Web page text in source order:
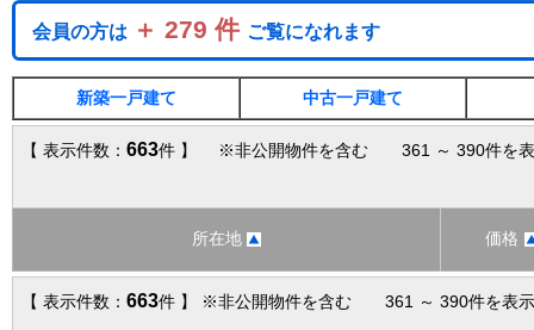
会員の方は ＋ 279 件 ご覧になれます
新築一戸建て 中古一戸建て
【 表示件数： 663件 】 ※非公開物件を含む 361 ～ 390件を表
所在地 価格
【 表示件数： 663件 】 ※非公開物件を含む 361 ～ 390件を表示